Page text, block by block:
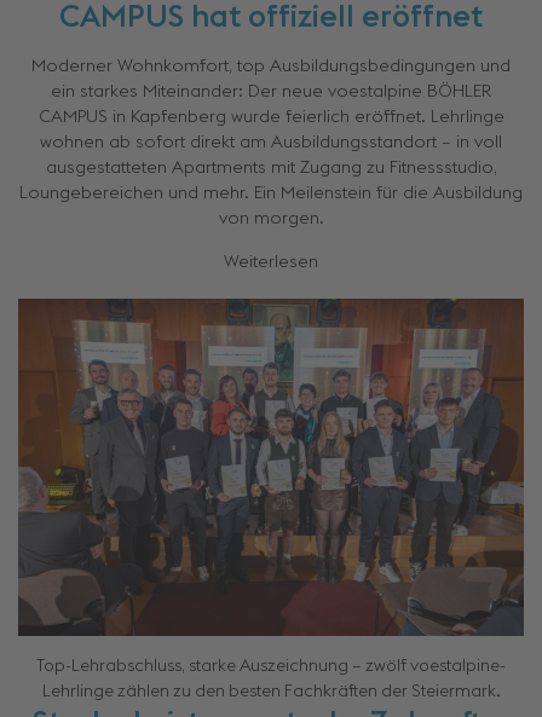
CAMPUS hat offiziell eröffnet
Moderner Wohnkomfort, top Ausbildungsbedingungen und
ein starkes Miteinander: Der neue voestalpine BÖHLER
CAMPUS in Kapfenberg wurde feierlich eröffnet. Lehrlinge
wohnen ab sofort direkt am Ausbildungsstandort – in voll
ausgestatteten Apartments mit Zugang zu Fitnessstudio,
Loungebereichen und mehr. Ein Meilenstein für die Ausbildung
von morgen.
Weiterlesen
Top-Lehrabschluss, starke Auszeichnung – zwölf voestalpine-
Lehrlinge zählen zu den besten Fachkräften der Steiermark.